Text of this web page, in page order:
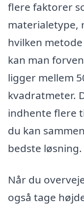
flere faktorer
materialetype,
hvilken
kan man
ligger mellem
kvadratmeter.
indhente flere
du kan
bedste løsning.
Når du
også tage